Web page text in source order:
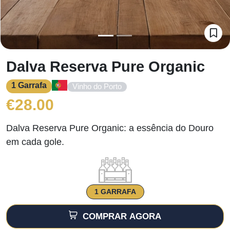
Dalva Reserva Pure Organic
1 Garrafa Vinho do Porto
€28.00
Dalva Reserva Pure Organic: a essência do Douro
em cada gole.
1 GARRAFA
COMPRAR AGORA